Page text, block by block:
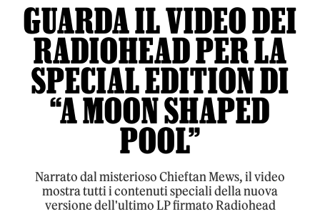
GUARDA IL VIDEO DEI
RADIOHEAD PER LA
SPECIAL EDITION DI
“A MOON SHAPED
POOL”
Narrato dal misterioso Chieftan Mews, il video
mostra tutti i contenuti speciali della nuova
versione dell'ultimo LP firmato Radiohead